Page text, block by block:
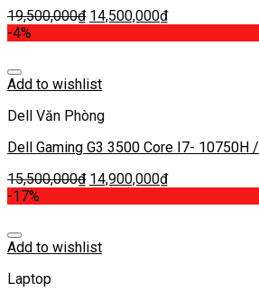
19,500,000₫ 14,500,000₫
-4%
Add to wishlist
Dell Văn Phòng
15,500,000₫ 14,900,000₫
-17%
Add to wishlist
Laptop